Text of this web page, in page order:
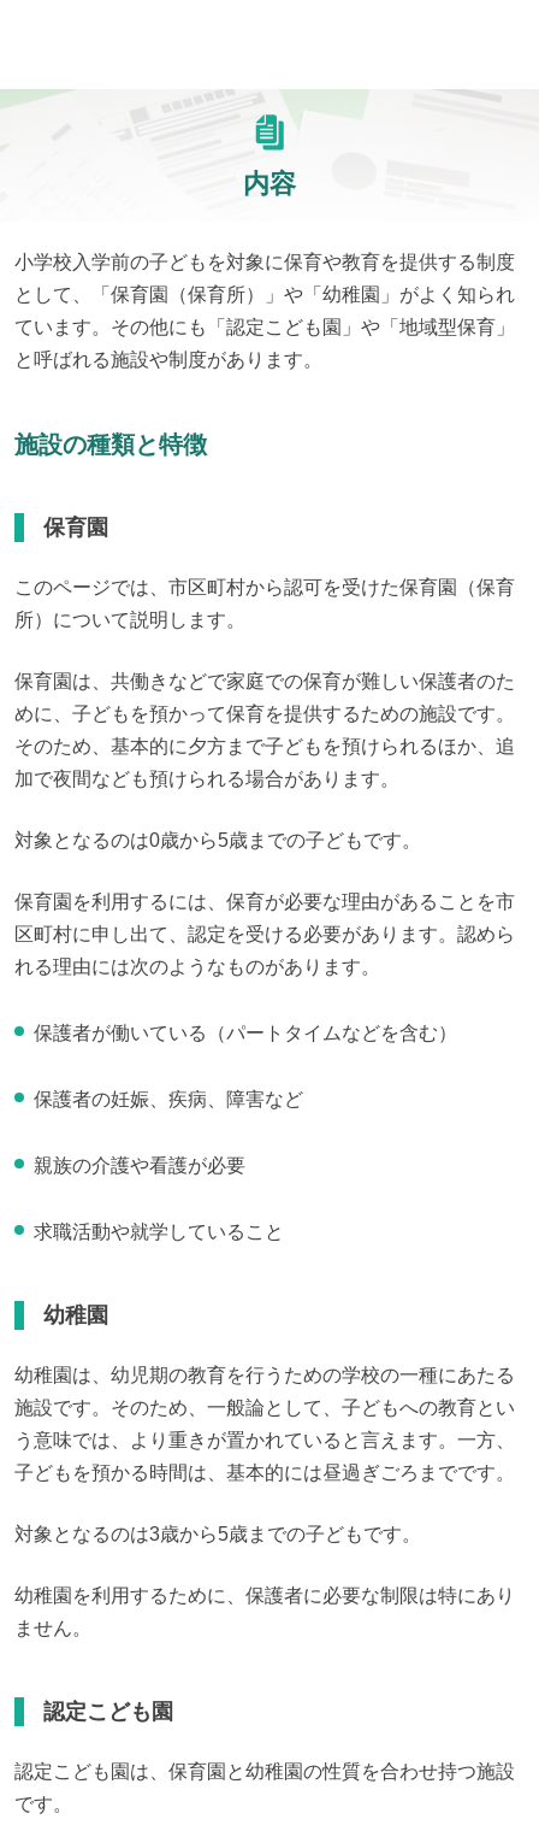
内容
小学校入学前の子どもを対象に保育や教育を提供する制度
として、「保育園（保育所）」や「幼稚園」がよく知られ
ています。その他にも「認定こども園」や「地域型保育」
と呼ばれる施設や制度があります。
施設の種類と特徴
保育園
このページでは、市区町村から認可を受けた保育園（保育
所）について説明します。
保育園は、共働きなどで家庭での保育が難しい保護者のた
めに、子どもを預かって保育を提供するための施設です。
そのため、基本的に夕方まで子どもを預けられるほか、追
加で夜間なども預けられる場合があります。
対象となるのは0歳から5歳までの子どもです。
保育園を利用するには、保育が必要な理由があることを市
区町村に申し出て、認定を受ける必要があります。認めら
れる理由には次のようなものがあります。
保護者が働いている（パートタイムなどを含む）
保護者の妊娠、疾病、障害など
親族の介護や看護が必要
求職活動や就学していること
幼稚園
幼稚園は、幼児期の教育を行うための学校の一種にあたる
施設です。そのため、一般論として、子どもへの教育とい
う意味では、より重きが置かれていると言えます。一方、
子どもを預かる時間は、基本的には昼過ぎごろまでです。
対象となるのは3歳から5歳までの子どもです。
幼稚園を利用するために、保護者に必要な制限は特にあり
ません。
認定こども園
認定こども園は、保育園と幼稚園の性質を合わせ持つ施設
です。